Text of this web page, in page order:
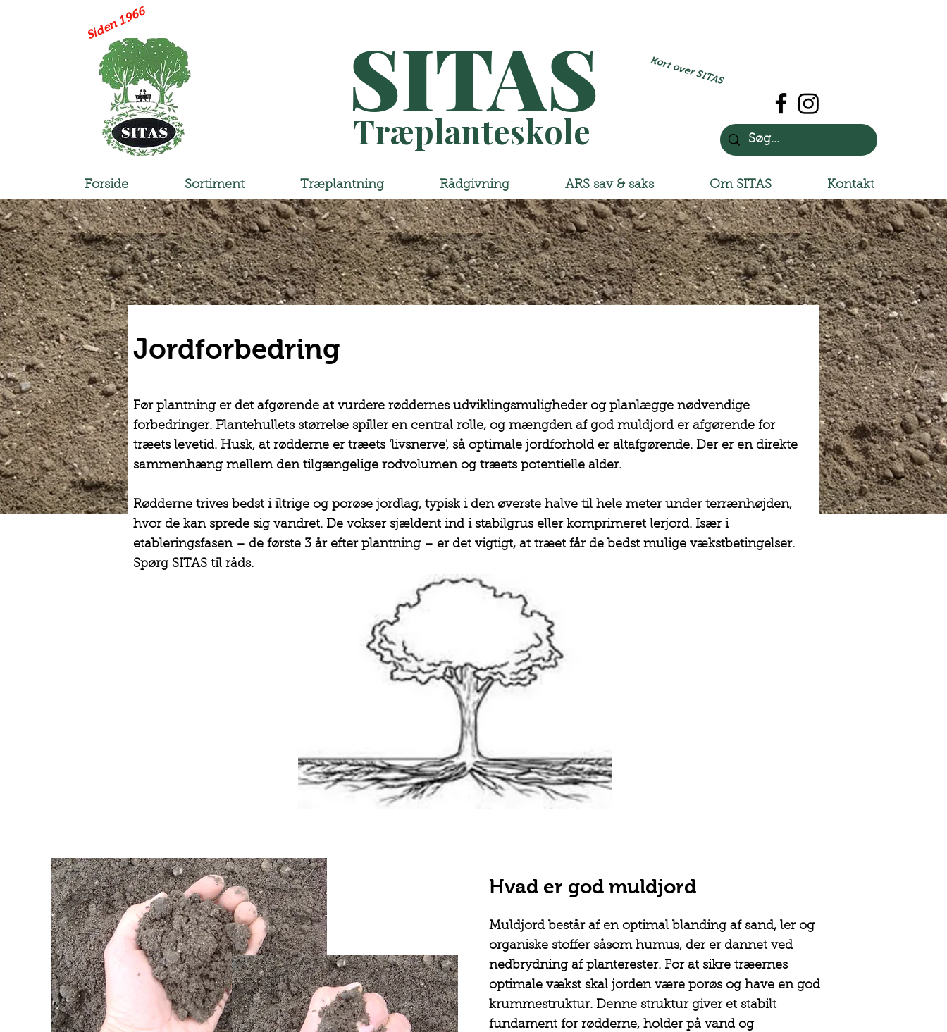
Siden 1966 SITAS
Træplanteskole
Kort over SITAS
Forside Sortiment Træplantning Rådgivning ARS sav & saks Om SITAS Kontakt
Jordforbedring
Før plantning er det afgørende at vurdere røddernes udviklingsmuligheder og planlægge nødvendige
forbedringer. Plantehullets størrelse spiller en central rolle, og mængden af god muldjord er afgørende for
træets levetid. Husk, at rødderne er træets 'livsnerve', så optimale jordforhold er altafgørende. Der er en direkte
sammenhæng mellem den tilgængelige rodvolumen og træets potentielle alder.
Rødderne trives bedst i iltrige og porøse jordlag, typisk i den øverste halve til hele meter under terrænhøjden,
hvor de kan sprede sig vandret. De vokser sjældent ind i stabilgrus eller komprimeret lerjord. Især i
etableringsfasen – de første 3 år efter plantning – er det vigtigt, at træet får de bedst mulige vækstbetingelser.
Spørg SITAS til råds.
Hvad er god muldjord
Muldjord består af en optimal blanding af sand, ler og
organiske stoffer såsom humus, der er dannet ved
nedbrydning af planterester. For at sikre træernes
optimale vækst skal jorden være porøs og have en god
krummestruktur. Denne struktur giver et stabilt
fundament for rødderne, holder på vand og